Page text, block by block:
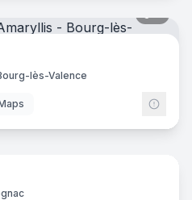
lès-Valence
7